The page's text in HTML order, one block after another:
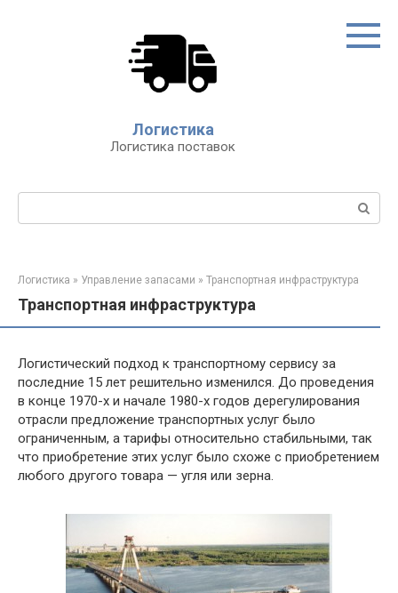
Логистика
Логистика поставок
Поиск:
Логистика » Управление запасами » Транспортная инфраструктура
Транспортная инфраструктура
Логистический подход к транспортному сервису за
последние 15 лет решительно изменился. До проведения
в конце 1970-х и начале 1980-х годов дерегулирования
отрасли предложение транспортных услуг было
ограниченным, а тарифы относительно стабильными, так
что приобретение этих услуг было схоже с приобретением
любого другого товара — угля или зерна.